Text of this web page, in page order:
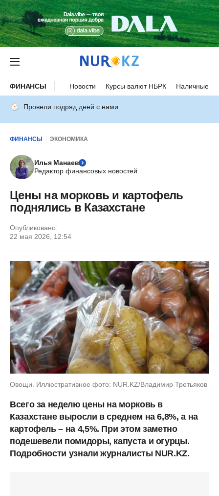
ФИНАНСЫ Новости Курсы валют НБРК Наличные
Провели подряд дней с нами
ФИНАНСЫ ЭКОНОМИКА
Илья Манаев
Редактор финансовых новостей
Цены на морковь и картофель
поднялись в Казахстане
Опубликовано:
22 мая 2026, 12:54
Овощи. Иллюстративное фото: NUR.KZ/Владимир Третьяков
Всего за неделю цены на морковь в
Казахстане выросли в среднем на 6,8%, а на
картофель – на 4,5%. При этом заметно
подешевели помидоры, капуста и огурцы.
Подробности узнали журналисты NUR.KZ.